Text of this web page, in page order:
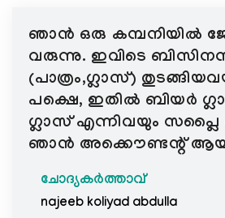
ഞാന്‍ ഒരു കമ്പനിയില്‍
വരുന്നു. ഇവിടെ
(പാത്രം,ഗ്ലാസ്‌)
പക്ഷെ, ഇതില്‍ ബിയര്‍
ഗ്ലാസ്‌ എന്നിവയും സപ്ലൈ
ഞാന്‍ അക്കൌണ്ടന്റ്
ചോദ്യകർത്താവ്
najeeb koliyad abdulla